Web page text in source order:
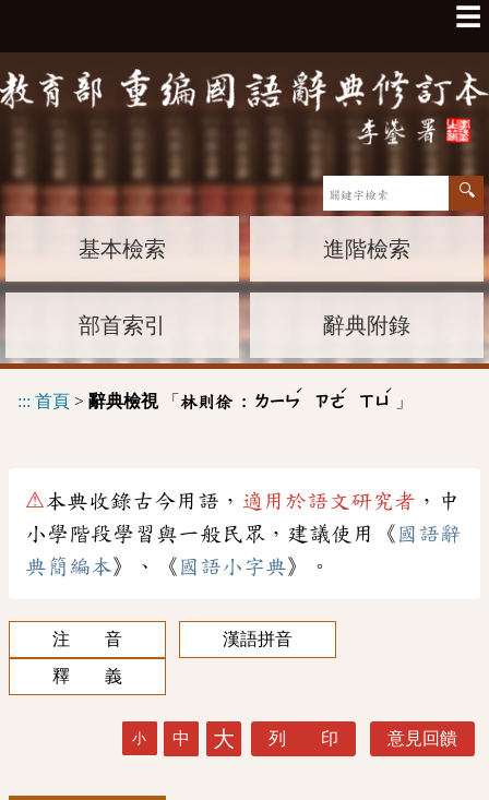
☰
基本檢索 進階檢索
部首索引 辭典附錄
::: 首頁 > 辭典檢視「 林則徐 : ㄌㄧㄣ
ˊ
ㄗㄜ
ˊ
ㄒㄩ
ˊ
」
⚠本典收錄古今用語， 適用於語文研究者 ，中
小學階段學習與一般民眾，建議使用《 國語辭
典簡編本》、《 國語小字典》。
注 音
漢語拼音
釋 義
小 中 大 列 印 意見回饋